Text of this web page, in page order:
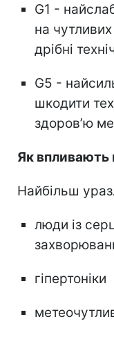
G1 -
на
дрібні
G5 -
шкодити
здоров’ю
Як впливають
Найбільш
люди із
гіпертоніки